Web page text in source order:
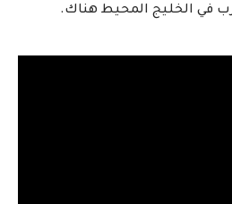
في الخليج المحيط هناك.